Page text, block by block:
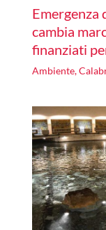
Emergenza
cambia
finanziati
Ambiente,